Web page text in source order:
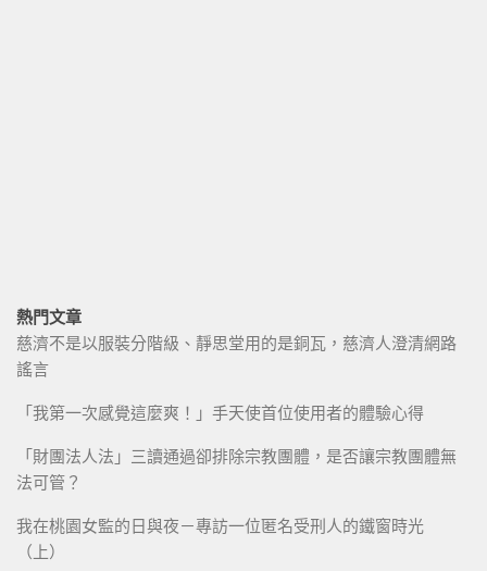
熱門文章
慈濟不是以服裝分階級、靜思堂用的是銅瓦，慈濟人澄清網路
謠言
「我第一次感覺這麼爽！」手天使首位使用者的體驗心得
「財團法人法」三讀通過卻排除宗教團體，是否讓宗教團體無
法可管？
我在桃園女監的日與夜－專訪一位匿名受刑人的鐵窗時光
（上）